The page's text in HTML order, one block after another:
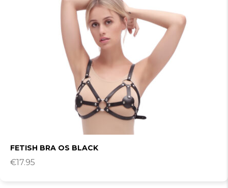
FETISH BRA OS BLACK
€17.95